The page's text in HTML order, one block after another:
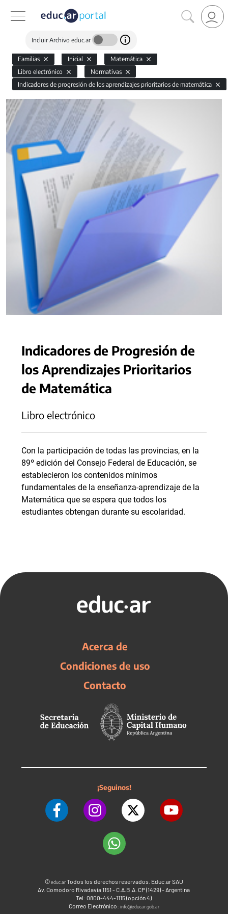
Incluir Archivo educ.ar
Familias Inicial
Matemática
Libro electrónico
Normativas
Indicadores de progresión de los aprendizajes prioritarios de matemática
Indicadores de Progresión de
los Aprendizajes Prioritarios
de Matemática
Libro electrónico
Con la participación de todas las provincias, en la
89º edición del Consejo Federal de Educación, se
establecieron los contenidos mínimos
fundamentales de la enseñanza-aprendizaje de la
Matemática que se espera que todos los
estudiantes obtengan durante su escolaridad.
Acerca de
Condiciones de uso
Contacto
¡Seguinos!
©educ.arTodos los derechos reservados. Educ.ar SAU
Av. Comodoro Rivadavia 1151 - C.A.B.A. CP (1429) - Argentina
Tel: 0800-444-1115 (opción 4)
Correo Electrónico: info@educar.gob.ar